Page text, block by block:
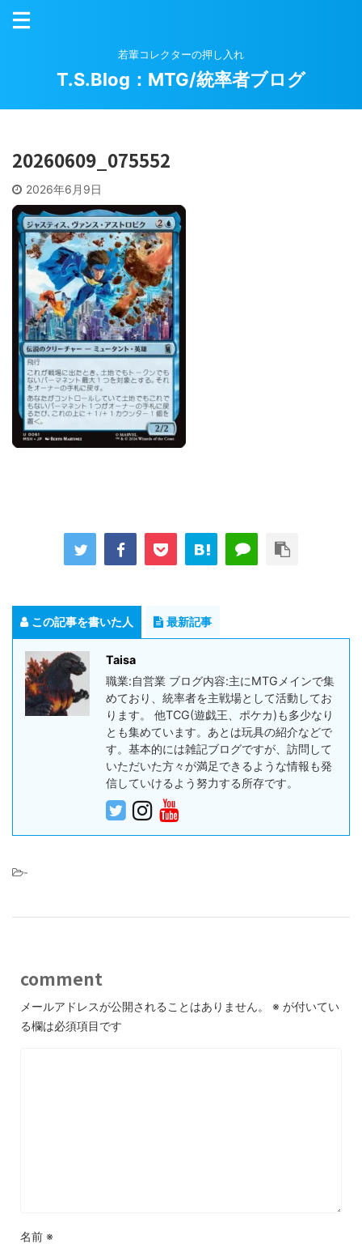
若輩コレクターの押し入れ
T.S.Blog：MTG/統率者ブログ
20260609_075552
2026年6月9日
この記事を書いた人 最新記事
Taisa
職業:自営業 ブログ内容:主にMTGメインで集
めており、統率者を主戦場として活動してお
ります。 他TCG(遊戯王、ポケカ)も多少なり
とも集めています。あとは玩具の紹介などで
す。基本的には雑記ブログですが、訪問して
いただいた方々が満足できるような情報も発
信していけるよう努力する所存です。
-
comment
メールアドレスが公開されることはありません。 ※ が付いてい
る欄は必須項目です
名前 ※